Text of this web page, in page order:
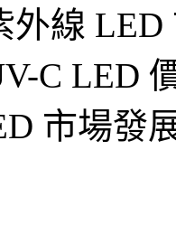
外線
C LED
市場發